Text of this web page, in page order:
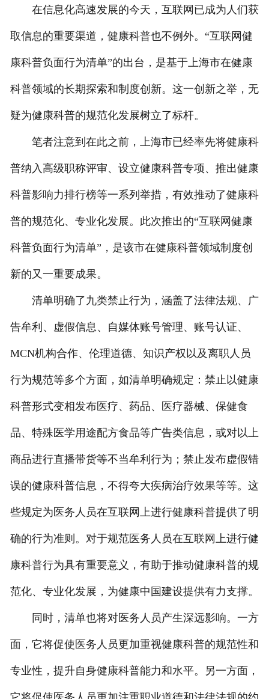
在信息化高速发展的今天，互联网已成为人们获
取信息的重要渠道，健康科普也不例外。“互联网健
康科普负面行为清单”的出台，是基于上海市在健康
科普领域的长期探索和制度创新。这一创新之举，无
疑为健康科普的规范化发展树立了标杆。
笔者注意到在此之前，上海市已经率先将健康科
普纳入高级职称评审、设立健康科普专项、推出健康
科普影响力排行榜等一系列举措，有效推动了健康科
普的规范化、专业化发展。此次推出的“互联网健康
科普负面行为清单”，是该市在健康科普领域制度创
新的又一重要成果。
清单明确了九类禁止行为，涵盖了法律法规、广
告牟利、虚假信息、自媒体账号管理、账号认证、
MCN机构合作、伦理道德、知识产权以及离职人员
行为规范等多个方面，如清单明确规定：禁止以健康
科普形式变相发布医疗、药品、医疗器械、保健食
品、特殊医学用途配方食品等广告类信息，或对以上
商品进行直播带货等不当牟利行为；禁止发布虚假错
误的健康科普信息，不得夸大疾病治疗效果等等。这
些规定为医务人员在互联网上进行健康科普提供了明
确的行为准则。对于规范医务人员在互联网上进行健
康科普行为具有重要意义，有助于推动健康科普的规
范化、专业化发展，为健康中国建设提供有力支撑。
同时，清单也将对医务人员产生深远影响。一方
面，它将促使医务人员更加重视健康科普的规范性和
专业性，提升自身健康科普能力和水平。另一方面，